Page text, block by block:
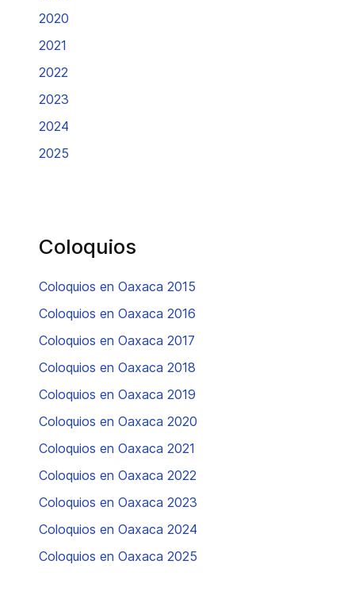
2020
2021
2022
2023
2024
2025
Coloquios
Coloquios en Oaxaca 2015
Coloquios en Oaxaca 2016
Coloquios en Oaxaca 2017
Coloquios en Oaxaca 2018
Coloquios en Oaxaca 2019
Coloquios en Oaxaca 2020
Coloquios en Oaxaca 2021
Coloquios en Oaxaca 2022
Coloquios en Oaxaca 2023
Coloquios en Oaxaca 2024
Coloquios en Oaxaca 2025